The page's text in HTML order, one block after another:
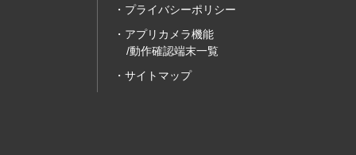
プライバシーポリシー
アプリカメラ機能
/動作確認端末一覧
サイトマップ